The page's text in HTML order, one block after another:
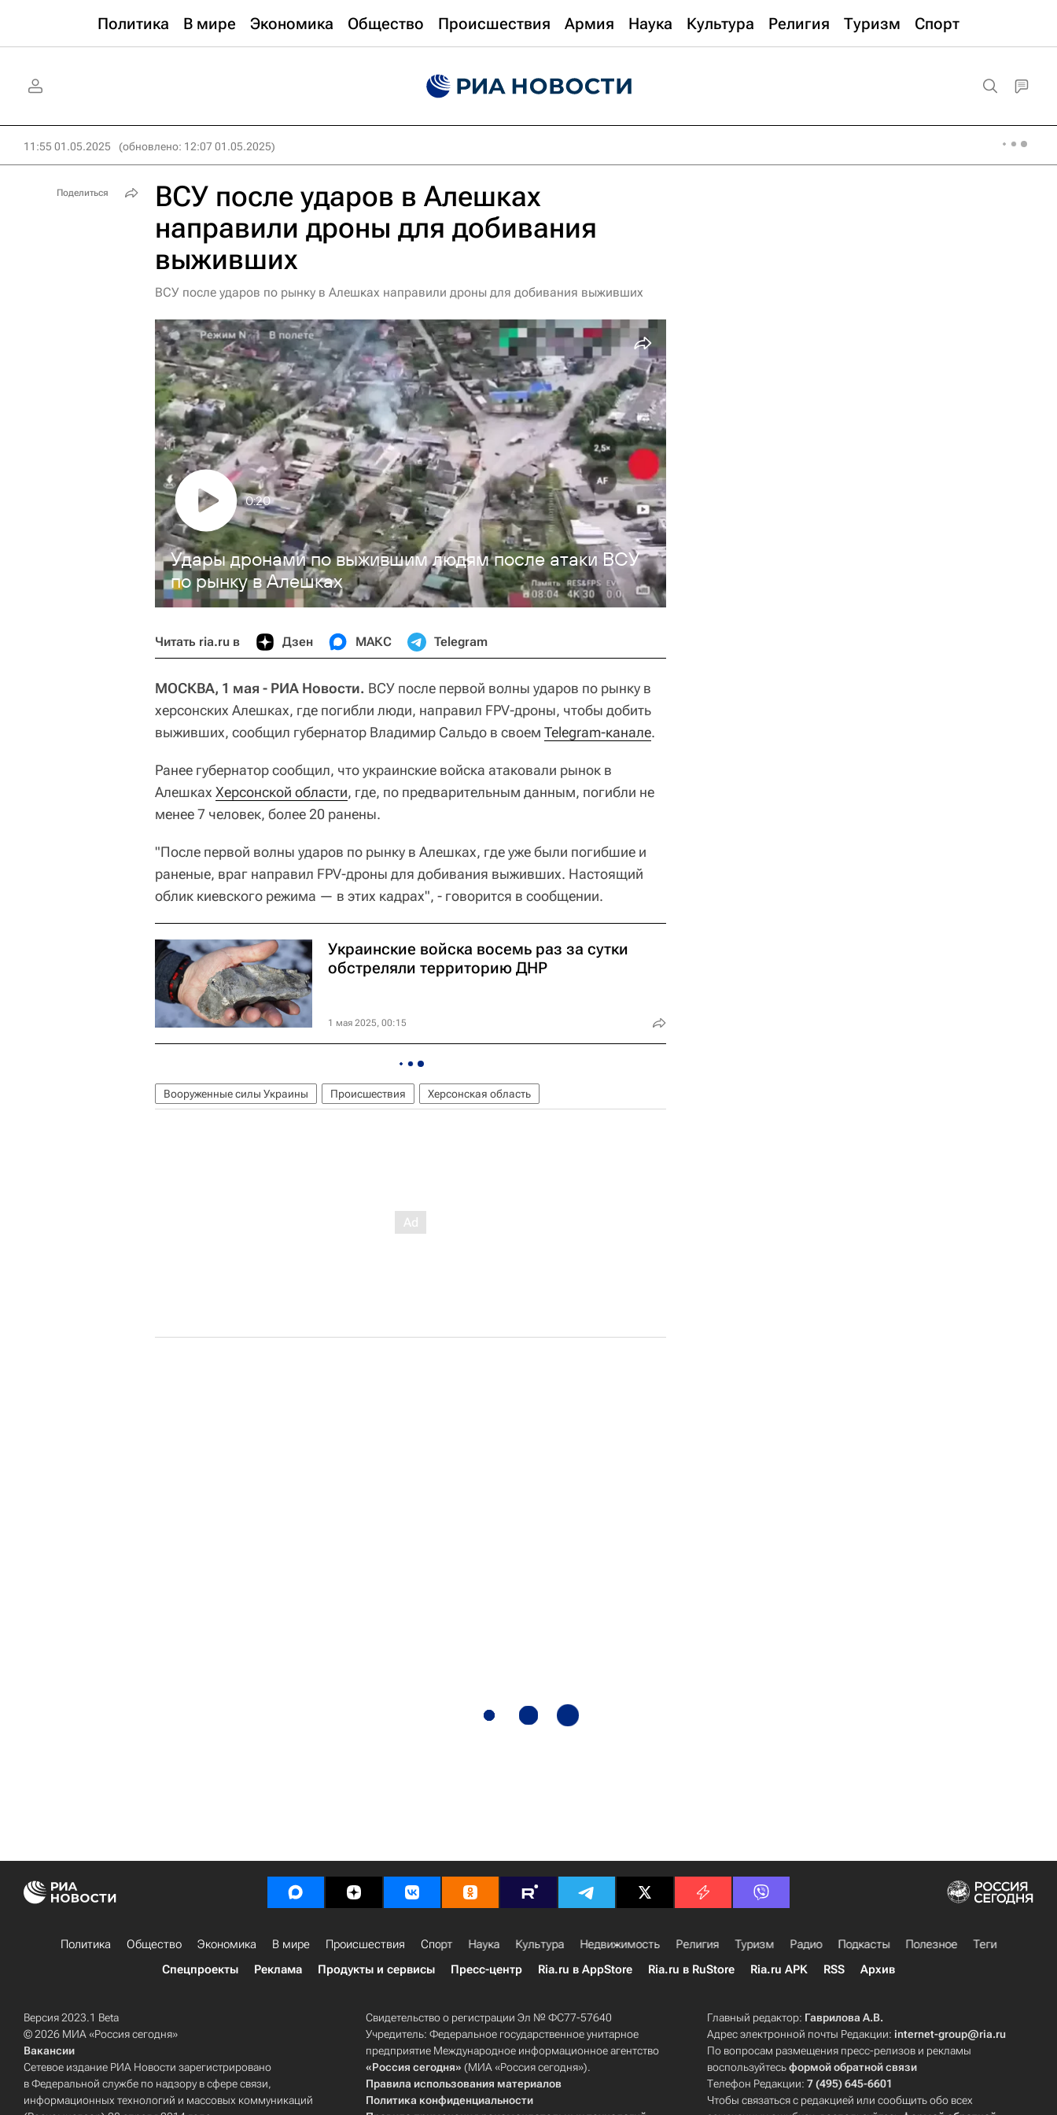
Политика В мире Экономика Общество Происшествия Армия Наука Культура Религия Туризм Спорт
11:55 01.05.2025 (обновлено: 12:07 01.05.2025)
ВСУ после ударов в Алешках
направили дроны для добивания
выживших
ВСУ после ударов по рынку в Алешках направили дроны для добивания выживших
Удары дронами по выжившим людям после атаки ВСУ
по рынку в Алешках
0:20
Читать ria.ru в Дзен МАКС Telegram
МОСКВА, 1 мая - РИА Новости. ВСУ после первой волны ударов по рынку в
херсонских Алешках, где погибли люди, направил FPV-дроны, чтобы добить
выживших, сообщил губернатор Владимир Сальдо в своем Telegram-канале.
Ранее губернатор сообщил, что украинские войска атаковали рынок в
Алешках Херсонской области, где, по предварительным данным, погибли не
менее 7 человек, более 20 ранены.
"После первой волны ударов по рынку в Алешках, где уже были погибшие и
раненые, враг направил FPV-дроны для добивания выживших. Настоящий
облик киевского режима — в этих кадрах", - говорится в сообщении.
Украинские войска восемь раз за сутки
обстреляли территорию ДНР
1 мая 2025, 00:15
Вооруженные силы Украины Происшествия Херсонская область
Поделиться
Политика Общество Экономика В мире Происшествия Спорт Наука Культура Недвижимость Религия Туризм Радио Подкасты Полезное
Теги
Спецпроекты
Реклама Продукты и сервисы Пресс-центр Ria.ru в AppStore Ria.ru в RuStore Ria.ru APK RSS Архив
Версия 2023.1 Beta
© 2026 МИА «Россия сегодня»
Вакансии
Сетевое издание РИА Новости зарегистрировано
в Федеральной службе по надзору в сфере связи,
информационных технологий и массовых коммуникаций
Свидетельство о регистрации Эл № ФС77-57640
Учредитель: Федеральное государственное унитарное
предприятие Международное информационное агентство
«Россия сегодня» (МИА «Россия сегодня»).
Правила использования материалов
Политика конфиденциальности
Главный редактор: Гаврилова А.В.
Адрес электронной почты Редакции:internet-group@ria.ru
По вопросам размещения пресс-релизов и рекламы
воспользуйтесьформой обратной связи
Телефон Редакции:7 (495) 645-6601
Чтобы связаться с редакцией или сообщить обо всех